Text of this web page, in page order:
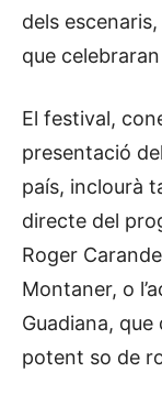
dels
que
El festival,
presentació
país, inclourà
directe del
Roger
Montaner, o
Guadiana,
potent so de